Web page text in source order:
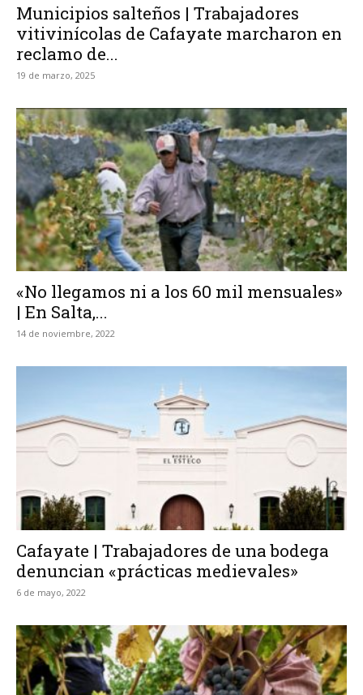
Municipios salteños | Trabajadores
vitivinícolas de Cafayate marcharon en
reclamo de...
19 de marzo, 2025
«No llegamos ni a los 60 mil mensuales»
| En Salta,...
14 de noviembre, 2022
Cafayate | Trabajadores de una bodega
denuncian «prácticas medievales»
6 de mayo, 2022